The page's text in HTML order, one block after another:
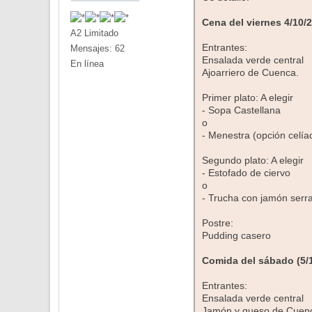
A2 Limitado
Mensajes: 62
En línea
Cena del viernes 4/10/
Entrantes:
Ensalada verde central
Ajoarriero de Cuenca.
Primer plato: A elegir
- Sopa Castellana
o
- Menestra (opción
Segundo plato: A elegir
- Estofado de ciervo
o
- Trucha con jamón
Postre:
Pudding casero
Comida del sábado (5/
Entrantes:
Ensalada verde central